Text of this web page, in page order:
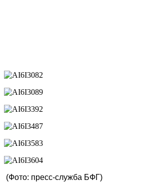
(Фото: пресс-служба БФГ)